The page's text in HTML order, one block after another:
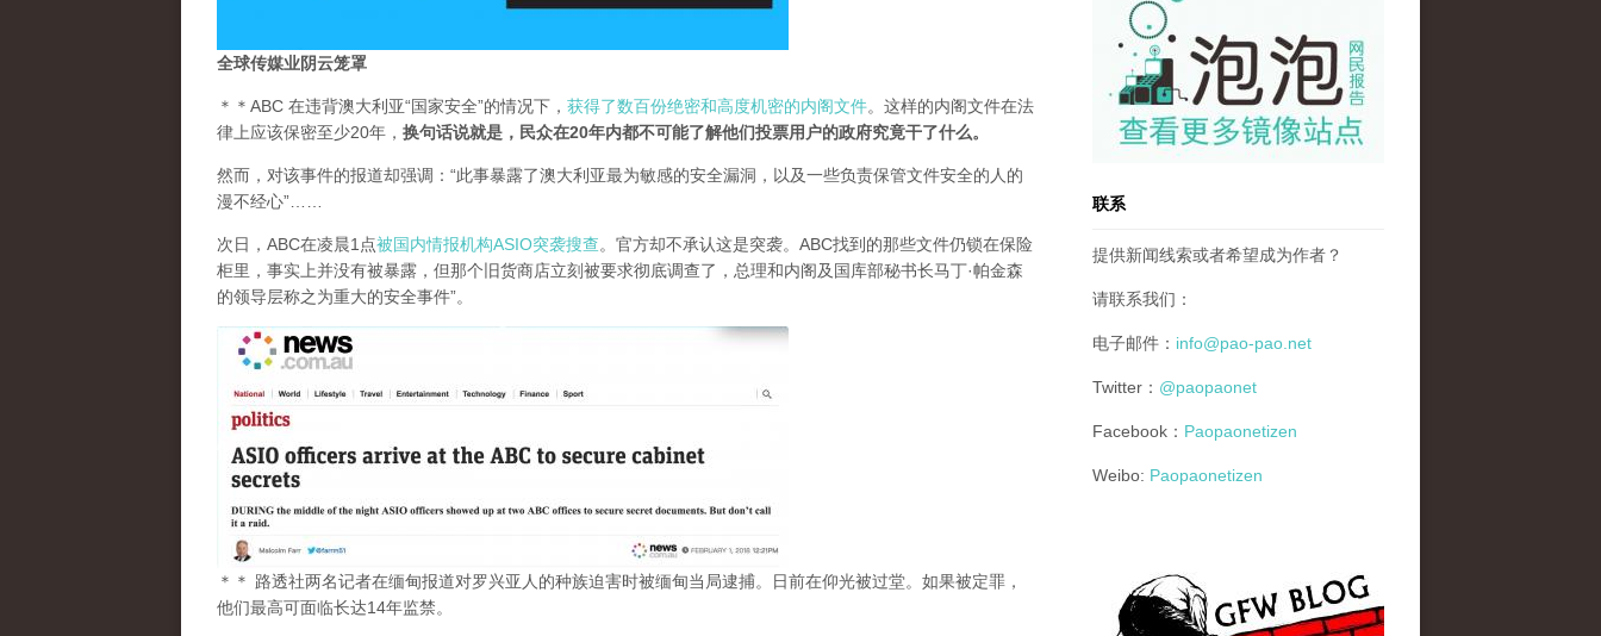
全球传媒业阴云笼罩
＊＊ABC 在违背澳大利亚“国家安全”的情况下， 获得了数百份绝密和高度机密的内阁文件。这样的内阁文件在法
律上应该保密至少20年， 换句话说就是，民众在20年内都不可能了解他们投票用户的政府究竟干了什么。
然而，对该事件的报道却强调：“此事暴露了澳大利亚最为敏感的安全漏洞，以及一些负责保管文件安全的人的
漫不经心”……
次日，ABC在凌晨1点被国内情报机构ASIO突袭搜查。官方却不承认这是突袭。ABC找到的那些文件仍锁在保险
柜里，事实上并没有被暴露，但那个旧货商店立刻被要求彻底调查了，总理和内阁及国库部秘书长马丁·帕金森
的领导层称之为重大的安全事件”。
＊＊ 路透社两名记者在缅甸报道对罗兴亚人的种族迫害时被缅甸当局逮捕。日前在仰光被过堂。如果被定罪，
他们最高可面临长达14年监禁。
联系
提供新闻线索或者希望成为作者？
请联系我们：
电子邮件： info@pao-pao.net
Twitter： @paopaonet
Facebook： Paopaonetizen
Weibo: Paopaonetizen
gfw_blog_small.jpg